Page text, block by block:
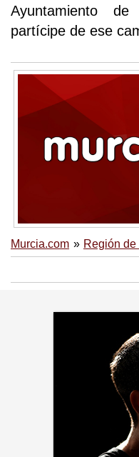
Ayuntamiento
partícipe de ese
Murcia.com Región de